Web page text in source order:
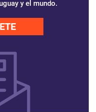
y el mundo.